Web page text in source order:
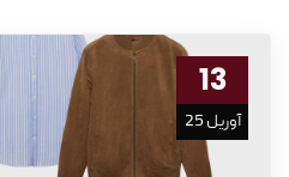
13
آوریل 25